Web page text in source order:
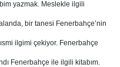
yazmak. Meslekle ilgili
bir tanesi Fenerbahçe’nin
ilgimi çekiyor. Fenerbahçe
Fenerbahçe ile ilgili kitabım.